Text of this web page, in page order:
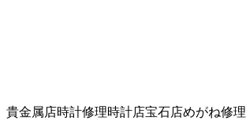
貴金属店時計修理時計店宝石店めがね修理